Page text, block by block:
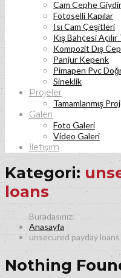
Cam Cephe
Fotoselli Kapılar
Isı Cam Çeşitleri
Kış Bahçesi Açılır
Kompozit Dış
Panjur Kepenk
Pimapen Pvc
Sineklik
Projeler
Tamamlanmış
Galeri
Foto Galeri
Video Galeri
İletişim
Kategori:
loans
Anasayfa
unsecured payday loans
Nothing